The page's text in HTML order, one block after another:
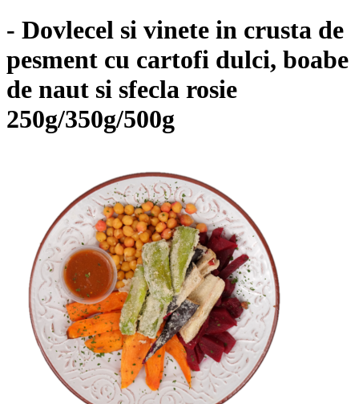
- Dovlecel si vinete in crusta de
pesment cu cartofi dulci, boabe
de naut si sfecla rosie
250g/350g/500g